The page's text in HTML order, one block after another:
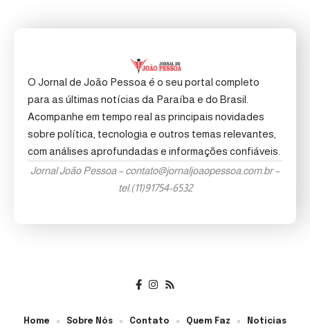
O Jornal de João Pessoa é o seu portal completo
para as últimas notícias da Paraíba e do Brasil.
Acompanhe em tempo real as principais novidades
sobre política, tecnologia e outros temas relevantes,
com análises aprofundadas e informações confiáveis.
Jornal João Pessoa –contato@jornaljoaopessoa.com.br–
tel.(11)91754-6532
Home Sobre Nós Contato Quem Faz Noticias